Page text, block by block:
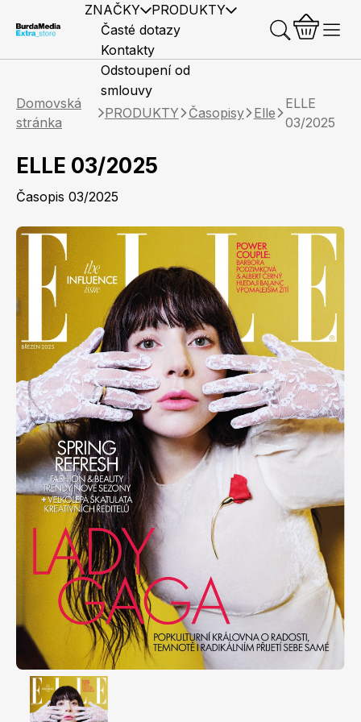
ZNAČKY PRODUKTY
Marianne
Apetit
Svět ženy
Elle Decoration
Marianne Bydlení
Marianne Venkov & styl
Knihy Merch
Časté dotazy
Kontakty
Odstoupení od
smlouvy
Domovská
stránka
PRODUKTY Časopisy Elle
ELLE
03/2025
ELLE 03/2025
Časopis 03/2025